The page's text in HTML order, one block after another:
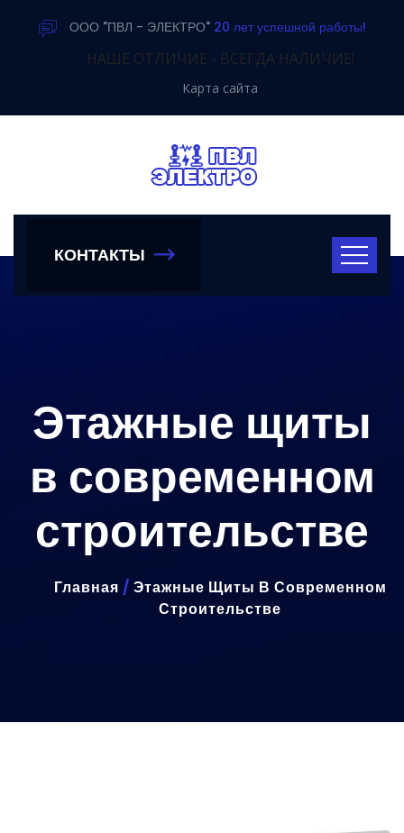
ООО "ПВЛ - ЭЛЕКТРО" 20 лет успешной работы!
НАШЕ ОТЛИЧИЕ - ВСЕГДА НАЛИЧИЕ!
Карта сайта
КОНТАКТЫ
Этажные щиты
в современном
строительстве
Главная / Этажные Щиты В Современном
Строительстве